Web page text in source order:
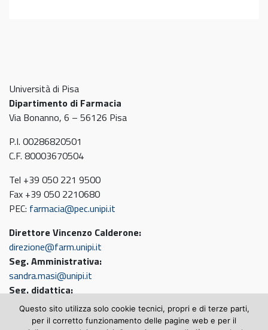
Università di Pisa
Dipartimento di Farmacia
Via Bonanno, 6 – 56126 Pisa
P.I. 00286820501
C.F. 80003670504
Tel +39 050 221 9500
Fax +39 050 2210680
PEC: farmacia@pec.unipi.it
Direttore Vincenzo Calderone:
direzione@farm.unipi.it
Seg. Amministrativa:
sandra.masi@unipi.it
Seg. didattica:
sandro.bernacchi@farm.unipi.it
Questo sito utilizza solo cookie tecnici, propri e di terze parti,
per il corretto funzionamento delle pagine web e per il